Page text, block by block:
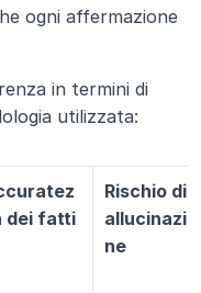
ogni affermazione
in termini di
utilizzata:
dei fatti
Rischio di
allucinazio
ne